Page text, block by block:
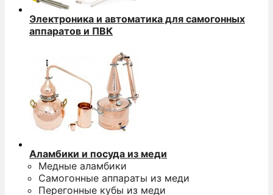
Электроника и автоматика для самогонных
аппаратов и ПВК
Аламбики и посуда из меди
Медные аламбики
Самогонные аппараты из меди
Перегонные кубы из меди